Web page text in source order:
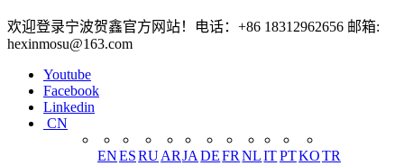
欢迎登录宁波贺鑫官方网站！电话：+86 18312962656 邮箱:
hexinmosu@163.com
Youtube
Facebook
Linkedin
CN
ENESRUARJA DEFR NLITPTKOTR